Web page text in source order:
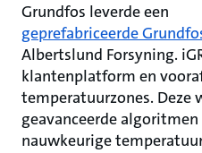
Grundfos leverde een
geprefabriceerde
Albertslund Forsyning.
klantenplatform en
temperatuurzones. Deze
geavanceerde
nauwkeurige